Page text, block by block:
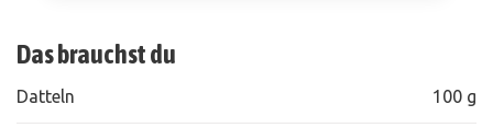
Das brauchst du
Datteln 100 g